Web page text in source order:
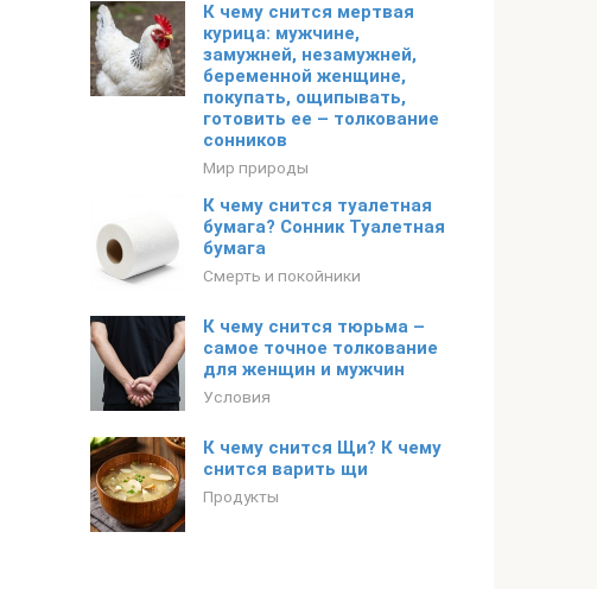
К чему снится мертвая
курица: мужчине,
замужней, незамужней,
беременной женщине,
покупать, ощипывать,
готовить ее – толкование
сонников
Мир природы
К чему снится туалетная
бумага? Сонник Туалетная
бумага
Смерть и покойники
К чему снится тюрьма –
самое точное толкование
для женщин и мужчин
Условия
К чему снится Щи? К чему
снится варить щи
Продукты